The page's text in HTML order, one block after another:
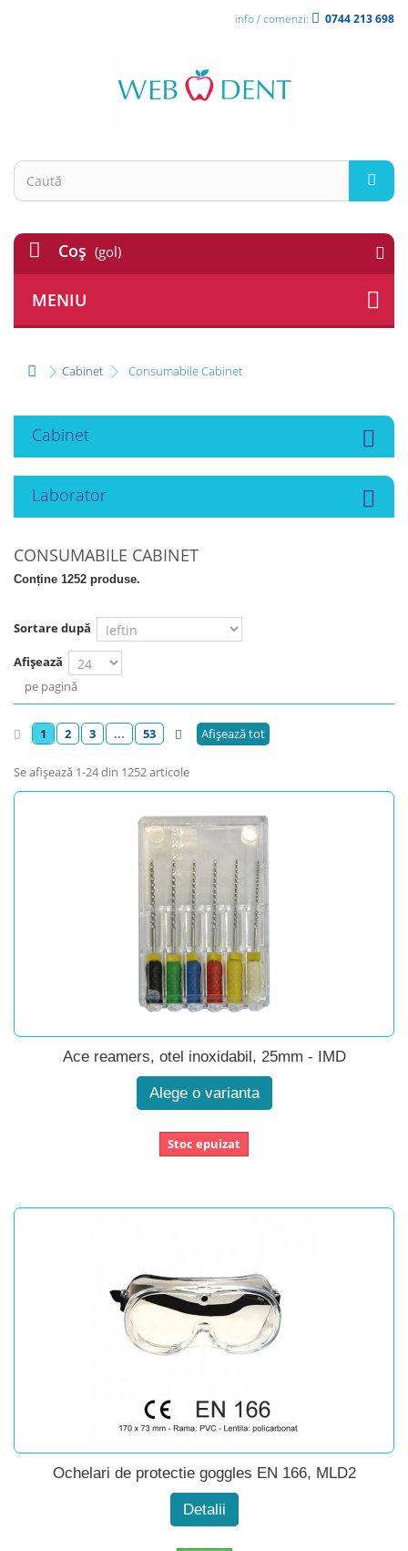
info / comenzi: 0744 213 698
Coş (gol)
MENIU
Cabinet Consumabile Cabinet
Cabinet
Laborator
CONSUMABILE CABINET
Conține 1252 produse.
Sortare după
Afișează
pe pagină
Afișează tot
1 2 3 ... 53
Se afişează 1-24 din 1252 articole
Ace reamers, otel inoxidabil, 25mm - IMD
Alege o varianta
Stoc epuizat
Ochelari de protectie goggles EN 166, MLD2
Detalii